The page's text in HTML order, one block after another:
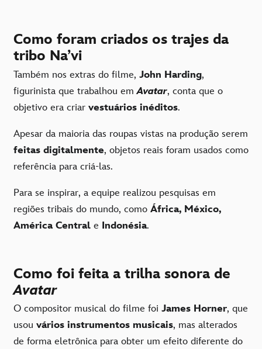
Como foram criados os trajes da
tribo Na’vi
Também nos extras do filme, John Harding,
figurinista que trabalhou emAvatar, conta que o
objetivo era criar vestuários inéditos.
Apesar da maioria das roupas vistas na produção serem
feitas digitalmente, objetos reais foram usados como
referência para criá-las.
Para se inspirar, a equipe realizou pesquisas em
regiões tribais do mundo, como África, México,
América Central e Indonésia.
Como foi feita a trilha sonora de
Avatar
O compositor musical do filme foi James Horner, que
usou vários instrumentos musicais, mas alterados
de forma eletrônica para obter um efeito diferente do